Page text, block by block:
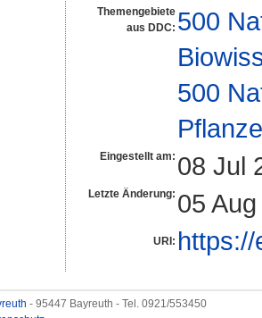
Themengebiete
aus DDC: 500
500
Eingestellt am: 08 Jul
Letzte Änderung: 05
URI:
- 95447 Bayreuth - Tel. 0921/553450